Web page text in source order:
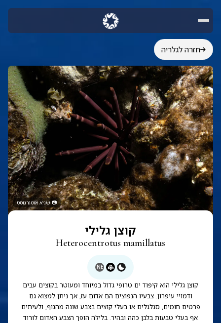
חזרה לגלריה
📷שגיא אוטורגוסט
קוצן גלילי
Heterocentrotus mamillatus
NE
קוצן גלילי הוא קיפוד ים טרופי גדול במיוחד ומעוטר בקוצים עבים
ודמויי עיפרון. צבעיו הנפוצים הם אדום עז, אך ניתן למצוא גם
פרטים חומים, סגלגלים או בעלי קוצים בצבע שונה מהגוף, ולעיתים
אף בעלי טבעות בלבן כהה ובהיר. בלילה הופך הצבע האדום לורוד